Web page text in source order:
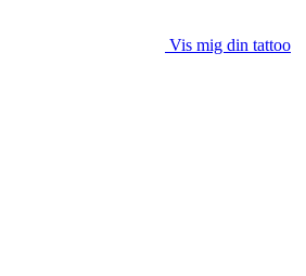
Vis mig din tattoo